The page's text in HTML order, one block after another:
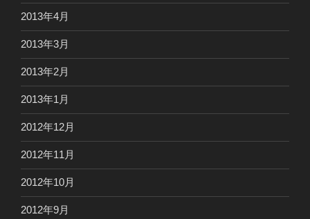
2013年4月
2013年3月
2013年2月
2013年1月
2012年12月
2012年11月
2012年10月
2012年9月